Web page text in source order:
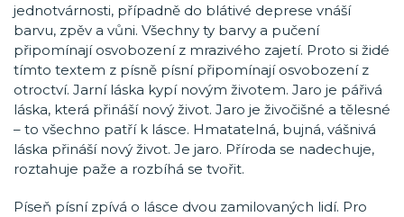
jednotvárnosti, případně do blátivé deprese vnáší
barvu, zpěv a vůni. Všechny ty barvy a pučení
připomínají osvobození z mrazivého zajetí. Proto si židé
tímto textem z písně písní připomínají osvobození z
otroctví. Jarní láska kypí novým životem. Jaro je pářivá
láska, která přináší nový život. Jaro je živočišné a tělesné
– to všechno patří k lásce. Hmatatelná, bujná, vášnivá
láska přináší nový život. Je jaro. Příroda se nadechuje,
roztahuje paže a rozbíhá se tvořit.
Píseň písní zpívá o lásce dvou zamilovaných lidí. Pro